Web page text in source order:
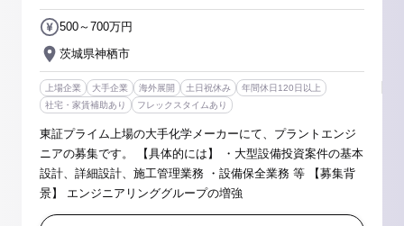
茨城県神栖市
500～700万円
上場企業 大手企業 海外展開 土日祝休み
年間休日120日以上
社宅・家賃補助あり
フレックスタイムあり
東証プライム上場の大手化学メーカーにて、プラントエンジ
ニアの募集です。 【具体的には】 ・大型設備投資案件の基本
設計、詳細設計、施工管理業務 ・設備保全業務 等 【募集背
景】 エンジニアリンググループの増強